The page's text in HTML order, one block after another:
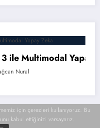
VEEAM
Veeam
için çerezleri kullanıyoruz. Bu
kabul ettiğinizi varsayarız.